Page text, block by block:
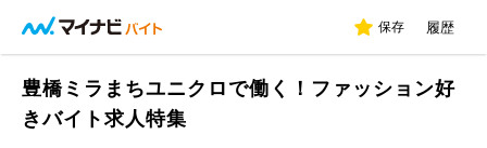
保存 履歴
豊橋ミラまちユニクロで働く！ファッション好
きバイト求人特集